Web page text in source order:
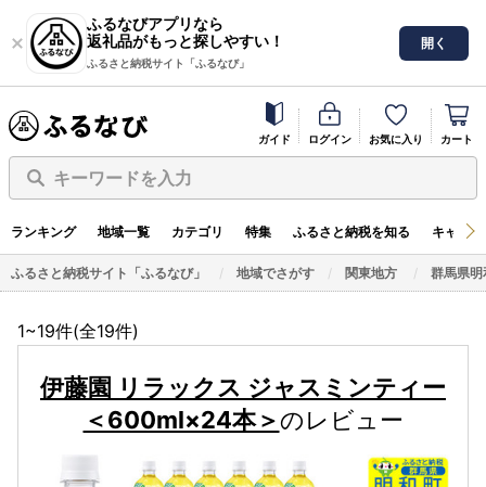
ふるなびアプリなら
返礼品がもっと探しやすい！
ふるさと納税サイト「ふるなび」
開く
ガイド ログイン お気に入り カート
キーワードを入力
ランキング 地域一覧 カテゴリ 特集 ふるさと納税を知る キャン
ふるさと納税サイト「ふるなび」 地域でさがす 関東地方 群馬県明
1~19件(全19件)
伊藤園 リラックス ジャスミンティー
＜600ml×24本＞のレビュー